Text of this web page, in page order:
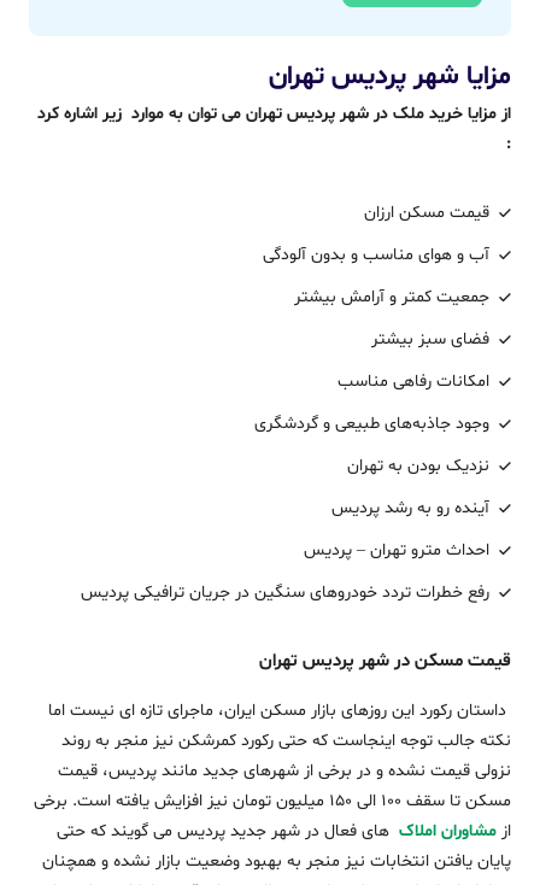
مزایا شهر پردیس تهران
از مزایا خرید ملک در شهر پردیس تهران می توان به موارد زیر اشاره کرد
:
قیمت مسکن ارزان‌
آب و هوای مناسب و بدون آلودگی
جمعیت کمتر و آرامش بیشتر
فضای سبز بیشتر
امکانات رفاهی مناسب
وجود جاذبه‌های طبیعی و گردشگری
نزدیک بودن به تهران
آینده رو به رشد پردیس
احداث مترو تهران – پردیس
رفع خطرات تردد خودروهای سنگین در جریان ترافیکی پردیس
قیمت مسکن در شهر پردیس تهران
داستان رکورد این روزهای بازار مسکن ایران، ماجرای تازه ای نیست اما
نکته جالب توجه اینجاست که حتی رکورد کمرشکن نیز منجر به روند
نزولی قیمت نشده و در برخی از شهرهای جدید مانند پردیس، قیمت
مسکن تا سقف ۱۰۰ الی ۱۵۰ میلیون تومان نیز افزایش یافته است. برخی
از مشاوران املاک های فعال در شهر جدید پردیس می گویند که حتی
پایان یافتن انتخابات نیز منجر به بهبود وضعیت بازار نشده و همچنان